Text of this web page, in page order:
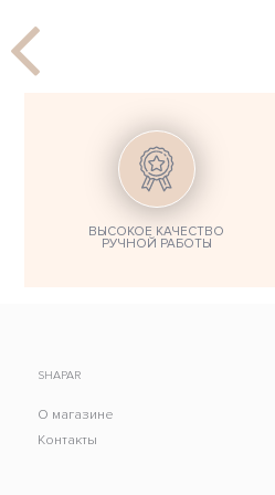
ВЫСОКОЕ КАЧЕСТВО
РУЧНОЙ РАБОТЫ
SHAPAR
О магазине
Контакты